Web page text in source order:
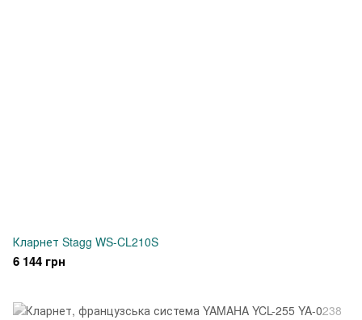
Кларнет Stagg WS-CL210S
6 144 грн